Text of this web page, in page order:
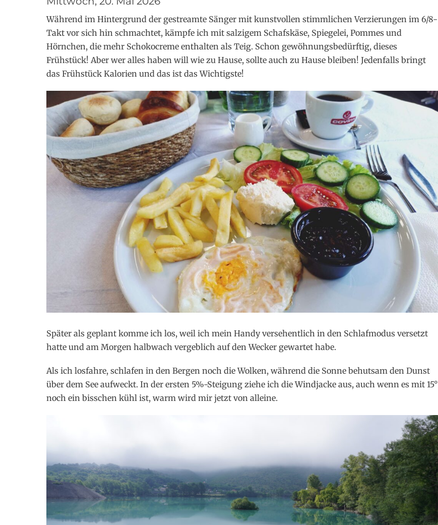
Während im Hintergrund der gestreamte Sänger mit kunstvollen stimmlichen Verzierungen im 6/8-
Takt vor sich hin schmachtet, kämpfe ich mit salzigem Schafskäse, Spiegelei, Pommes und
Hörnchen, die mehr Schokocreme enthalten als Teig. Schon gewöhnungsbedürftig, dieses
Frühstück! Aber wer alles haben will wie zu Hause, sollte auch zu Hause bleiben! Jedenfalls bringt
das Frühstück Kalorien und das ist das Wichtigste!
Später als geplant komme ich los, weil ich mein Handy versehentlich in den Schlafmodus versetzt
hatte und am Morgen halbwach vergeblich auf den Wecker gewartet habe.
Als ich losfahre, schlafen in den Bergen noch die Wolken, während die Sonne behutsam den Dunst
über dem See aufweckt. In der ersten 5%-Steigung ziehe ich die Windjacke aus, auch wenn es mit 15°
noch ein bisschen kühl ist, warm wird mir jetzt von alleine.